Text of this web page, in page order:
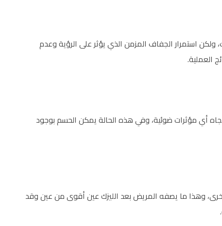
ولكن استمرار الجفاف المزمن الذي يؤثر على الرؤية وعدم
العملية.
أي مؤثرات ضوئية، وفي هذه الحالة يمكن الحسم بوجود
وهذا ما يصفه المريض بعد الليزك عين أقوى من عين وقد